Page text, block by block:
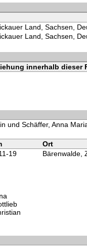
Land, Sachsen,
Land, Sachsen,
innerhalb dieser
und Schäffer, Anna
Ort
19
Bärenwalde,